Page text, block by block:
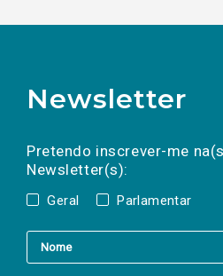
Newsletter
Pretendo inscrever-me
Newsletter(s):
Geral Parlamentar
a(s) newsletter(s).
mail